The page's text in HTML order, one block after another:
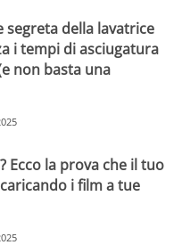
segreta della lavatrice
i tempi di asciugatura
non basta una
Ecco la prova che il tuo
i film a tue